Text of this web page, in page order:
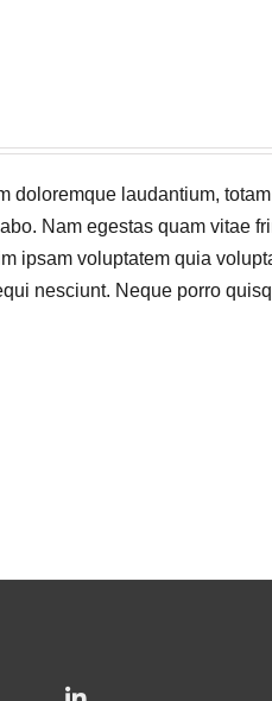
doloremque laudantium,
Nam egestas quam vitae
ipsam voluptatem quia
nesciunt. Neque porro